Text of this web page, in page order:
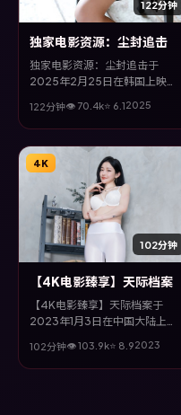
122分钟
独家电影资源：尘封追击
独家电影资源：尘封追击于
2025年2月25日在韩国上映，
景春、全度妍等主演。全片以冒
险类型为主线，视听语言大胆实
验，配乐与场面调度为全片情绪
推波助澜。
122分钟👁 70.4k⭐ 6.12025
102分钟
4K
【4K电影臻享】天际档案
【4K电影臻享】天际档案于
2023年1月3日在中国大陆上
辉、孔刘、赵又廷等主演。全片
以爱情类型为主线，改编自真实
102分钟👁103.9k⭐ 8.92023